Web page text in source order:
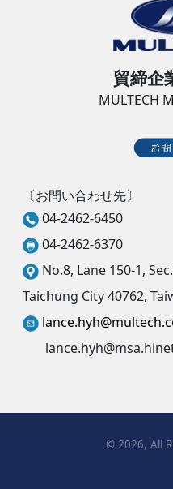
貿締企
MULTECH
〔お問い合わせ先〕
04-2462-6450
04-2462-6370
No.8, Lane 150-1,
Taichung City 40762,
© 2026, All